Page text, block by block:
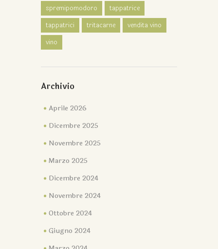
spremipomodoro
tappatrice
tappatrici
tritacarne
vendita vino
vino
Archivio
Aprile 2026
Dicembre 2025
Novembre 2025
Marzo 2025
Dicembre 2024
Novembre 2024
Ottobre 2024
Giugno 2024